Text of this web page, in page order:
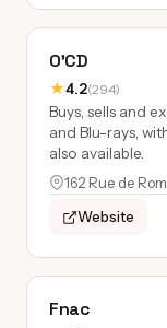
O'CD
★4.2(294)
Buys, sells and
and Blu-rays,
also available.
162 Rue de
Website
Fnac